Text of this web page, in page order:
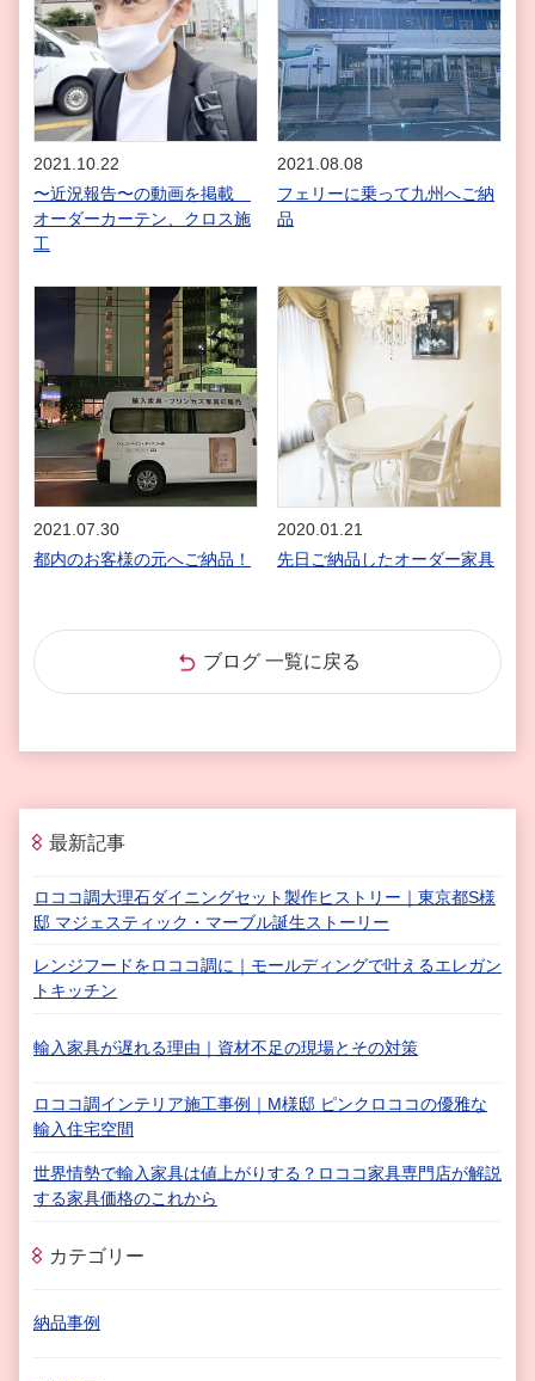
2021.10.22
〜近況報告〜の動画を掲載
オーダーカーテン、クロス施
工
2021.08.08
フェリーに乗って九州へご納
品
2021.07.30
都内のお客様の元へご納品！
2020.01.21
先日ご納品したオーダー家具
ブログ 一覧に戻る
最新記事
ロココ調大理石ダイニングセット製作ヒストリー｜東京都S様
邸 マジェスティック・マーブル誕生ストーリー
レンジフードをロココ調に｜モールディングで叶えるエレガン
トキッチン
輸入家具が遅れる理由｜資材不足の現場とその対策
ロココ調インテリア施工事例｜M様邸 ピンクロココの優雅な
輸入住宅空間
世界情勢で輸入家具は値上がりする？ロココ家具専門店が解説
する家具価格のこれから
カテゴリー
納品事例